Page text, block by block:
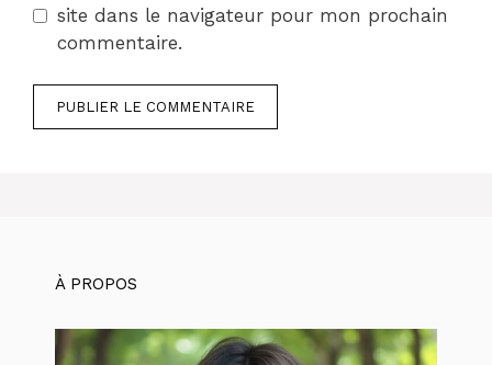
site dans le navigateur pour mon prochain
commentaire.
À PROPOS